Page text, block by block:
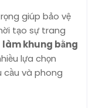
giúp bảo vệ
tạo sự trang
làm khung bằng
lựa chọn
cầu và phong